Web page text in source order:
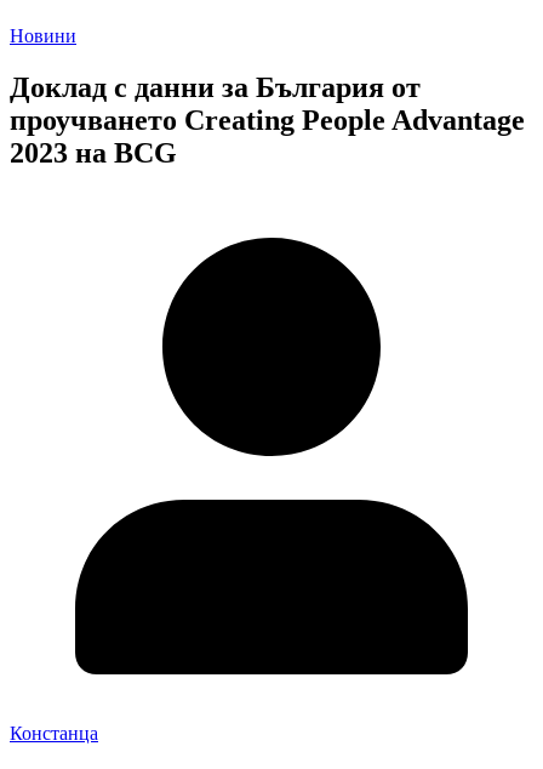
Новини
Доклад с данни за България от
проучването Creating People Advantage
2023 на BCG
Констанца